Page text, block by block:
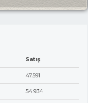
Satış
47.591
54.934